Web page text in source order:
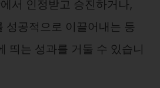
서 인정받고 승진하거나,
성공적으로 이끌어내는 등
띄는 성과를 거둘 수 있습니